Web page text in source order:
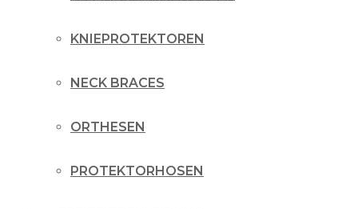
KNIEPROTEKTOREN
NECK BRACES
ORTHESEN
PROTEKTORHOSEN